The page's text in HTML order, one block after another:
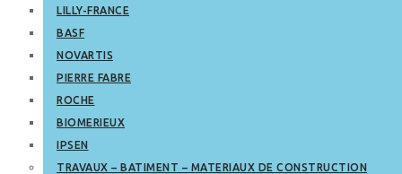
LILLY-FRANCE
BASF
NOVARTIS
PIERRE FABRE
ROCHE
BIOMERIEUX
IPSEN
TRAVAUX – BATIMENT – MATERIAUX DE CONSTRUCTION